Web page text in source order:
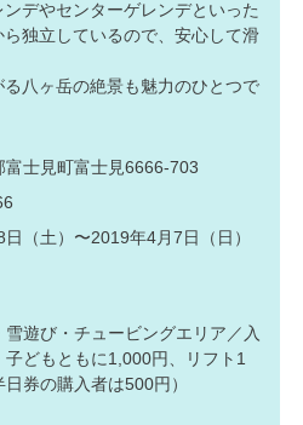
デやセンターゲレンデといった
独立しているので、安心して滑
八ヶ岳の絶景も魅力のひとつで
富士見町富士見6666-703
（土）〜2019年4月7日（日）
雪遊び・チュービングエリア／入
子どもともに1,000円、リフト1
券の購入者は500円）